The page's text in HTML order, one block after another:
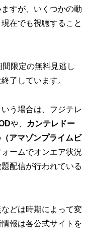
すが、いくつかの動
在でも視聴すること
限定の無料見逃し
了しています。
う場合は、フジテレ
や、
カンテレドー
アマゾンプライムビ
ームでオンエア状況
配信が行われている
どは時期によって変
報は各公式サイトを